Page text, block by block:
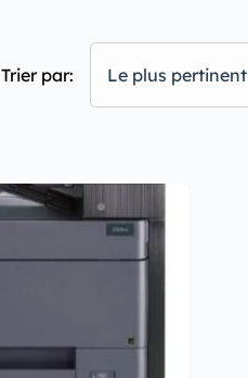
Trier par: Le plus pertinent